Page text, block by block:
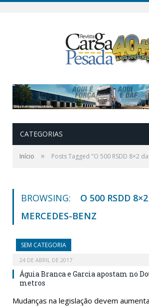
CATEGORIAS
Início » Posts Tagged "O 500 RSDD 8×2
BROWSING:
O 500 RSDD
MERCEDES-BENZ
SEM CATEGORIA
24 DE ABRIL DE 2017
Águia Branca e Garcia apostam no
metros
Mudanças na legislação devem